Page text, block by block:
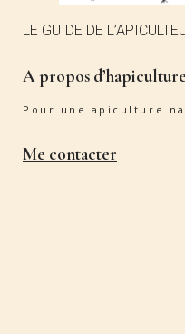
LE GUIDE DE
A propos d’hapiculture
Pour une apiculture
Me contacter